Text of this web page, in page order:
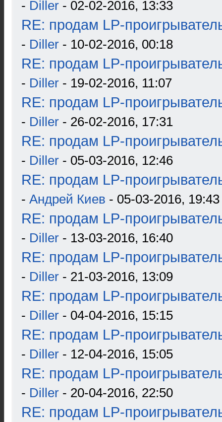
- Diller - 02-02-2016, 13:33
RE: продам LP-
- Diller - 10-02-2016, 00:18
RE: продам LP-
- Diller - 19-02-2016, 11:07
RE: продам LP-
- Diller - 26-02-2016, 17:31
RE: продам LP-
- Diller - 05-03-2016, 12:46
RE: продам LP-
- Андрей Киев - 05-03-2016, 19:43
RE: продам LP-
- Diller - 13-03-2016, 16:40
RE: продам LP-
- Diller - 21-03-2016, 13:09
RE: продам LP-
- Diller - 04-04-2016, 15:15
RE: продам LP-
- Diller - 12-04-2016, 15:05
RE: продам LP-
- Diller - 20-04-2016, 22:50
RE: продам LP-